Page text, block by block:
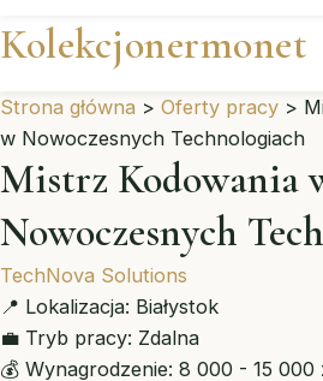
Kolekcjonermonet
Strona główna > Oferty pracy >
w Nowoczesnych Technologiach
Mistrz Kodowania
Nowoczesnych
TechNova Solutions
📍 Lokalizacja: Białystok
💼 Tryb pracy: Zdalna
💰 Wynagrodzenie: 8 000 - 15 000